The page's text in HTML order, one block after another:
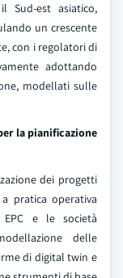
Sud-est asiatico,
un crescente
con i regolatori di
adottando
modellati sulle
la pianificazione
dei progetti
pratica operativa
e le società
delle
di digital twin e